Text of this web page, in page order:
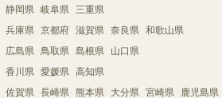
静岡県 岐阜県 三重県
兵庫県 京都府 滋賀県 奈良県 和歌山県
広島県 鳥取県 島根県 山口県
香川県 愛媛県 高知県
佐賀県 長崎県 熊本県 大分県 宮崎県 鹿児島県